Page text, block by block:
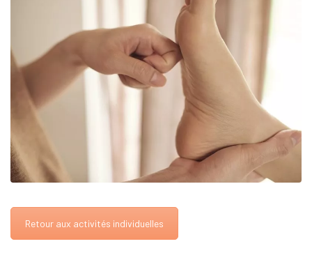
Retour aux activités individuelles